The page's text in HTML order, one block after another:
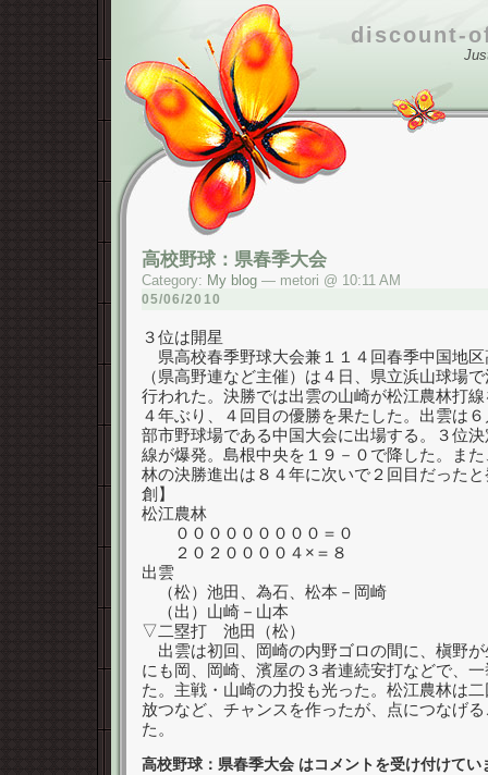
discount-
高校野球：県春季大会
Category: My blog — metori @ 10:11 AM
05/06/2010
３位は開星
県高校春季野球大会兼１１４回春季中国地
（県高野連など主催）は４日、県立浜山球場
行われた。決勝では出雲の山崎が松江農林打
４年ぶり、４回目の優勝を果たした。出雲は
部市野球場である中国大会に出場する。３位
線が爆発。島根中央を１９－０で降した。ま
林の決勝進出は８４年に次いで２回目だった
創】
松江農林
０００００００００＝０
２０２００００４×＝８
出雲
（松）池田、為石、松本－岡崎
（出）山崎－山本
▽二塁打 池田（松）
出雲は初回、岡崎の内野ゴロの間に、槇野
にも岡、岡崎、濱屋の３者連続安打などで、
た。主戦・山崎の力投も光った。松江農林は
放つなど、チャンスを作ったが、点につなげ
た。
高校野球：県春季大会 はコメントを受け付けてい